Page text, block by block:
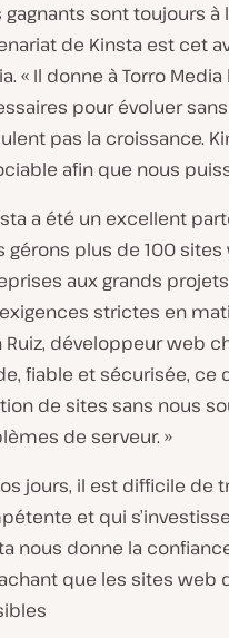
gagnants sont toujours
de Kinsta est cet
« Il donne à Torro
pour évoluer
pas la croissance.
afin que nous
a été un excellent
gérons plus de 100
aux grands
strictes en
Ruiz, développeur web
fiable et sécurisée,
de sites sans nous
de serveur. »
jours, il est difficile de
et qui
nous donne la
que les sites web